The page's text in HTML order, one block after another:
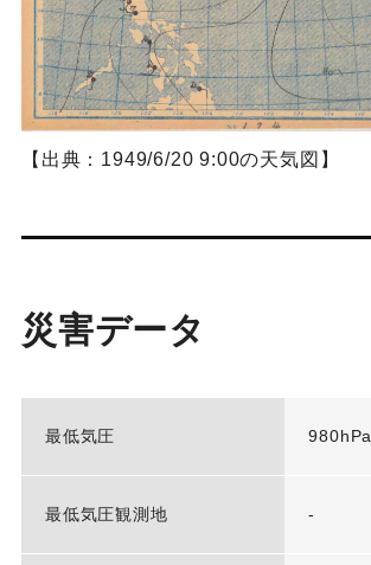
【出典：1949/6/20 9:00の天気図】
災害データ
最低気圧 980hPa
最低気圧観測地 -